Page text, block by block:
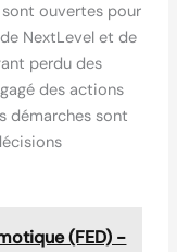
ouvertes pour
NextLevel et de
perdu des
des actions
démarches sont
(FED) -